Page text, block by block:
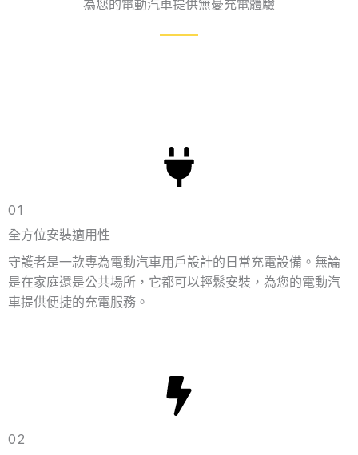
為您的電動汽車提供無憂充電體驗
01
全方位安裝適用性
守護者是一款專為電動汽車用戶設計的日常充電設備。無論
是在家庭還是公共場所，它都可以輕鬆安裝，為您的電動汽
車提供便捷的充電服務。
02